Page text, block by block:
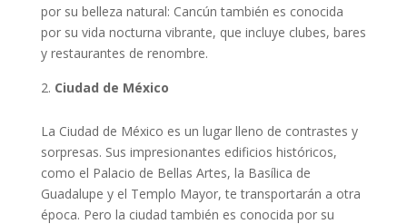
por su belleza natural: Cancún también es conocida
por su vida nocturna vibrante, que incluye clubes, bares
y restaurantes de renombre.
Ciudad de México
La Ciudad de México es un lugar lleno de contrastes y
sorpresas. Sus impresionantes edificios históricos,
como el Palacio de Bellas Artes, la Basílica de
Guadalupe y el Templo Mayor, te transportarán a otra
época. Pero la ciudad también es conocida por su